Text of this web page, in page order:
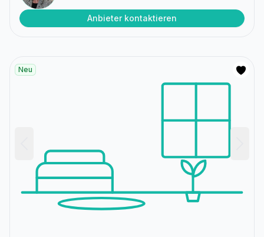
Anbieter kontaktieren
Neu